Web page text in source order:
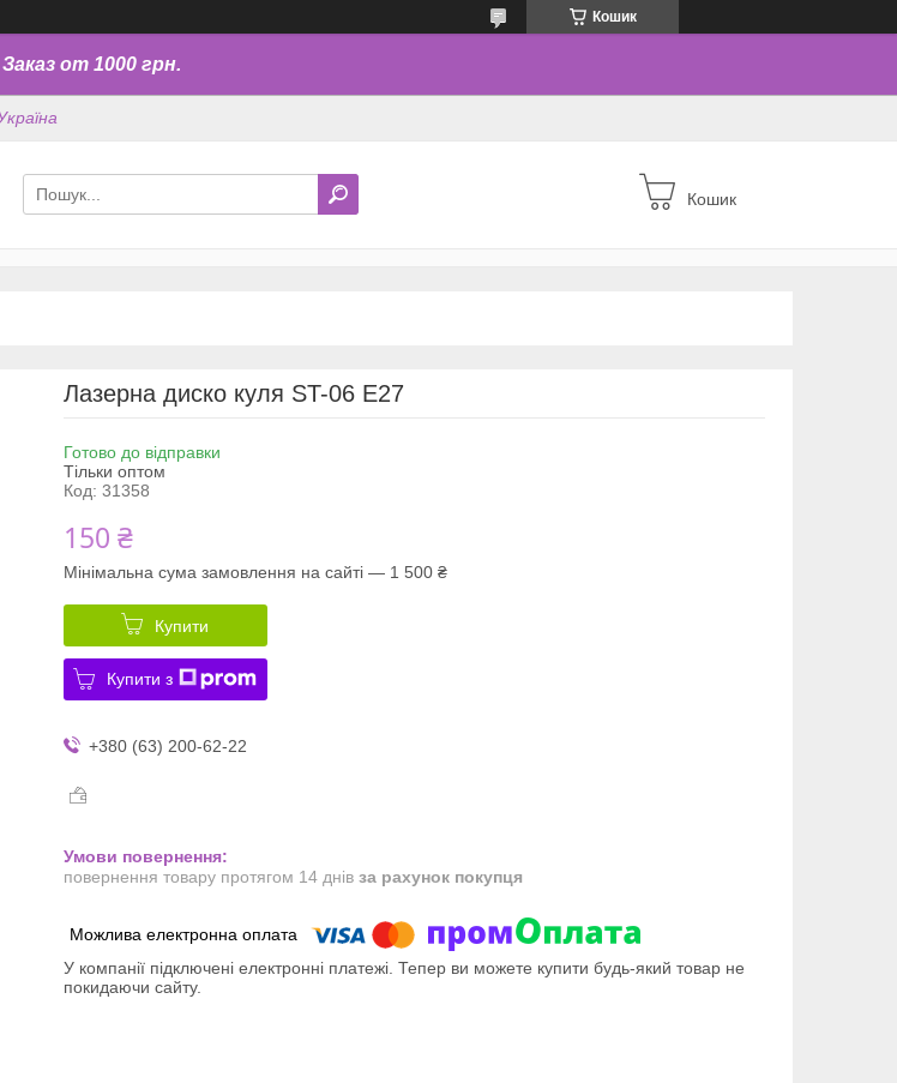
Кошик
Заказ от 1000 грн.
Кошик
Лазерна диско куля ST-06 E27
Готово до відправки
Тільки оптом
Код: 31358
150 ₴
Мінімальна сума замовлення на сайті — 1 500 ₴
Купити
Купити з
+380 (63) 200-62-22
повернення товару протягом 14 днів за рахунок покупця
У компанії підключені електронні платежі. Тепер ви можете купити будь-який товар не
покидаючи сайту.